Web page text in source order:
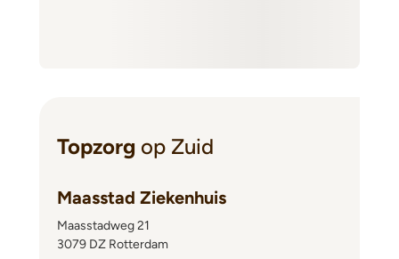
Topzorg op Zuid
Maasstad Ziekenhuis
Maasstadweg 21
3079 DZ Rotterdam